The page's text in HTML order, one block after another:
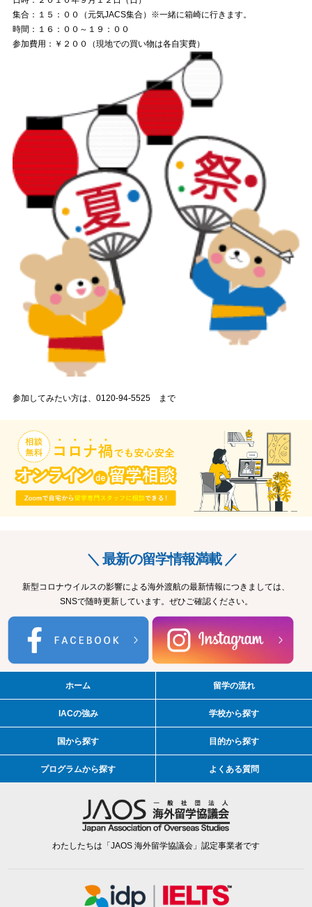
集合：１５：００（元気JACS集合）※一緒に箱崎に行きます。
時間：１６：００～１９：００
参加費用：￥２００（現地での買い物は各自実費）
参加してみたい方は、0120-94-5525 まで
＼ 最新の留学情報満載 ／
新型コロナウイルスの影響による海外渡航の最新情報につきましては、
SNSで随時更新しています。ぜひご確認ください。
ホーム 留学の流れ
IACの強み 学校から探す
国から探す 目的から探す
プログラムから探す よくある質問
わたしたちは「JAOS 海外留学協議会」認定事業者です